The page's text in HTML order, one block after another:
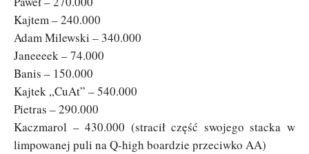
Kajtem – 240.000
Adam Milewski – 340.000
Janeeeek – 74.000
Banis – 150.000
Kajtek „CuAt” – 540.000
Pietras – 290.000
Kaczmarol – 430.000 (stracił część swojego stacka w
limpowanej puli na Q-high boardzie przeciwko AA)